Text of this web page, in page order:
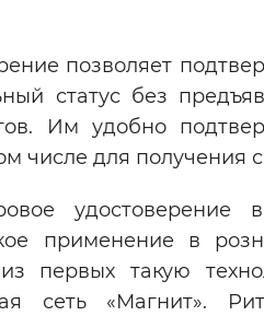
ассистент
Остановить
настройки
позволяет
статус без
Им удобно
числе для получения
удостоверение
применение в
первых такую
сеть «Магнит».